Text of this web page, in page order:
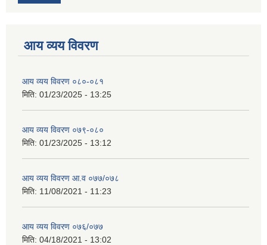
आय व्यय विवरण
आय व्यय विवरण ०८०-०८१
मिति: 01/23/2025 - 13:25
आय व्यय विवरण ०७९-०८०
मिति: 01/23/2025 - 13:12
आय व्यय विवरण आ.व ०७७/०७८
मिति: 11/08/2021 - 11:23
आय व्यय विवरण ०७६/०७७
मिति: 04/18/2021 - 13:02